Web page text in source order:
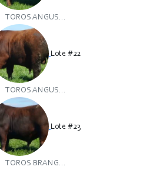
TOROS ANGUS...
Lote #22
TOROS ANGUS...
Lote #23
TOROS BRANG...